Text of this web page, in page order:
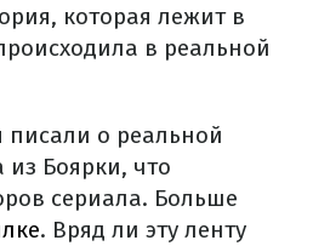
которая лежит в
в реальной
писали о реальной
из Боярки, что
сериала. Больше
. Вряд ли эту ленту